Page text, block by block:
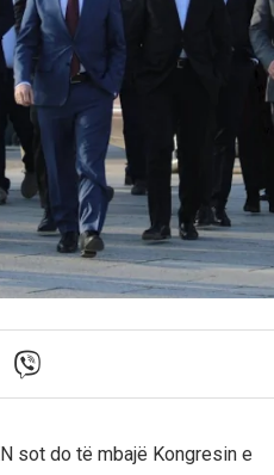
sot do të mbajë Kongresin e